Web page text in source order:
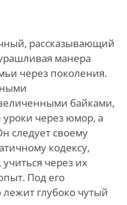
рассказывающий
манера
через поколения.
байками,
через юмор, а
следует своему
кодексу,
через их
Под его
глубоко чутый